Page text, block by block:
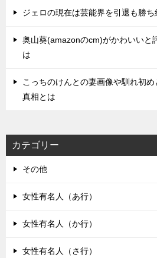
ジェロの現在は芸能界を引退も勝ち
奥山葵(amazonのcm)がかわいいと
は
こっちのけんとの妻画像や馴れ初
真相とは
カテゴリー
その他
女性有名人（あ行）
女性有名人（か行）
女性有名人（さ行）